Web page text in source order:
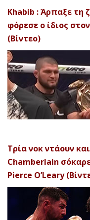
Khabib : Άρπαξε τη
φόρεσε ο ίδιος
(Βίντεο)
Τρία νοκ ντάουν
Chamberlain
Pierce O’Leary